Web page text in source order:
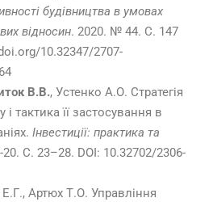
будівництва в умовах
відносин. 2020. № 44. С. 147
10.32347/2707-
В.В., Устенко А.О. Стратегія
і тактика її застосування в
Інвестиції: практика та
С. 23–28. DOI: 10.32702/2306-
Артюх Т.О. Управління